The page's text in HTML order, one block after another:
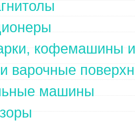
кофемашины
варочные
машины